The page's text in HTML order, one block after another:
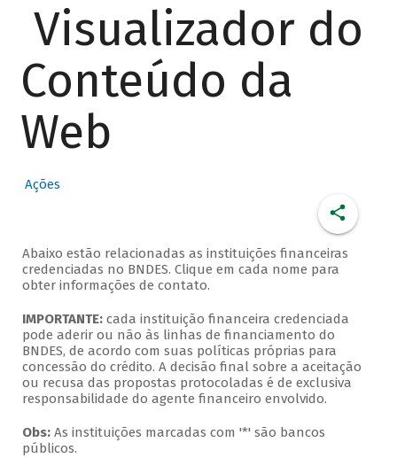
Visualizador do
Conteúdo da
Web
Ações
Abaixo estão relacionadas as instituições financeiras
credenciadas no BNDES. Clique em cada nome para
obter informações de contato.
IMPORTANTE: cada instituição financeira credenciada
pode aderir ou não às linhas de financiamento do
BNDES, de acordo com suas políticas próprias para
concessão do crédito. A decisão final sobre a aceitação
ou recusa das propostas protocoladas é de exclusiva
responsabilidade do agente financeiro envolvido.
Obs: As instituições marcadas com '*' são bancos
públicos.